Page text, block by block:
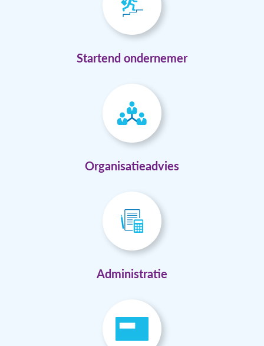
Startend ondernemer
Organisatieadvies
Administratie